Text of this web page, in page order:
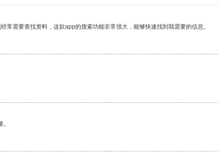
常需要查找资料，这款app的搜索功能非常强大，能够快速找到我需要的信息。